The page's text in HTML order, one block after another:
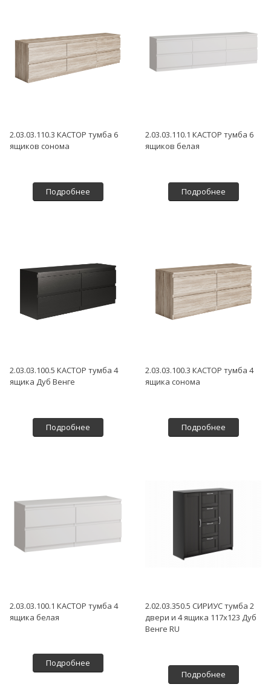
2.03.03.110.3 КАСТОР тумба 6
ящиков сонома
Подробнее
2.03.03.110.1 КАСТОР тумба 6
ящиков белая
Подробнее
2.03.03.100.5 КАСТОР тумба 4
ящика Дуб Венге
Подробнее
2.03.03.100.3 КАСТОР тумба 4
ящика сонома
Подробнее
2.03.03.100.1 КАСТОР тумба 4
ящика белая
Подробнее
2.02.03.350.5 СИРИУС тумба 2
двери и 4 ящика 117х123 Дуб
Венге RU
Подробнее